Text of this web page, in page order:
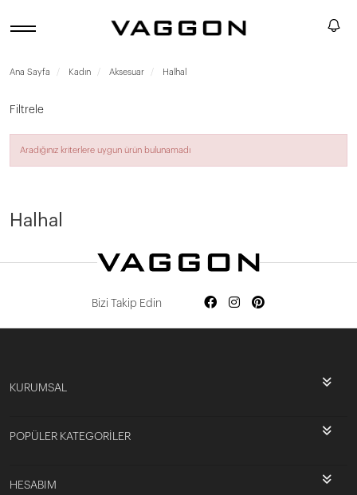
Ana Sayfa Kadın Aksesuar Halhal
Filtrele
Aradığınız kriterlere uygun ürün bulunamadı
Halhal
Bizi Takip Edin
KURUMSAL
POPÜLER KATEGORİLER
HESABIM